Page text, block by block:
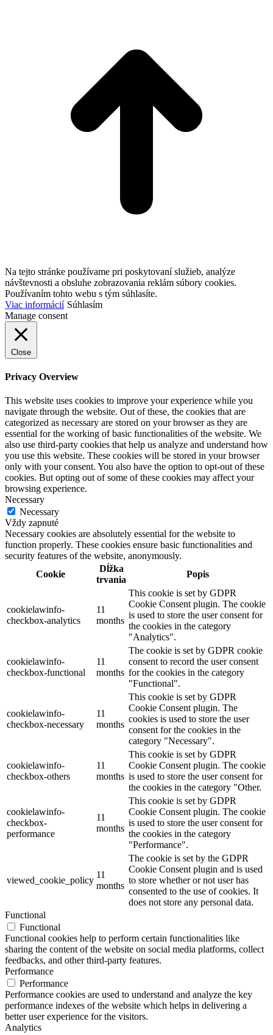
Na tejto stránke používame pri poskytovaní služieb, analýze
návštevnosti a obsluhe zobrazovania reklám súbory cookies.
Používaním tohto webu s tým súhlasíte.
Viac informácií Súhlasím
Manage consent
Close
Privacy Overview
This website uses cookies to improve your experience while you
navigate through the website. Out of these, the cookies that are
categorized as necessary are stored on your browser as they are
essential for the working of basic functionalities of the website. We
also use third-party cookies that help us analyze and understand how
you use this website. These cookies will be stored in your browser
only with your consent. You also have the option to opt-out of these
cookies. But opting out of some of these cookies may affect your
browsing experience.
Necessary
Necessary
Vždy zapnuté
Necessary cookies are absolutely essential for the website to
function properly. These cookies ensure basic functionalities and
security features of the website, anonymously.
Cookie
Dĺžka
trvania
Popis
cookielawinfo-
checkbox-analytics
11
months
This cookie is set by GDPR
Cookie Consent plugin. The cookie
is used to store the user consent for
the cookies in the category
"Analytics".
cookielawinfo-
checkbox-functional
11
months
The cookie is set by GDPR cookie
consent to record the user consent
for the cookies in the category
"Functional".
cookielawinfo-
checkbox-necessary
11
months
This cookie is set by GDPR
Cookie Consent plugin. The
cookies is used to store the user
consent for the cookies in the
category "Necessary".
cookielawinfo-
checkbox-others
11
months
This cookie is set by GDPR
Cookie Consent plugin. The cookie
is used to store the user consent for
the cookies in the category "Other.
cookielawinfo-
checkbox-
performance
11
months
This cookie is set by GDPR
Cookie Consent plugin. The cookie
is used to store the user consent for
the cookies in the category
"Performance".
viewed_cookie_policy
11
months
The cookie is set by the GDPR
Cookie Consent plugin and is used
to store whether or not user has
consented to the use of cookies. It
does not store any personal data.
Functional
Functional
Functional cookies help to perform certain functionalities like
sharing the content of the website on social media platforms, collect
feedbacks, and other third-party features.
Performance
Performance
Performance cookies are used to understand and analyze the key
performance indexes of the website which helps in delivering a
better user experience for the visitors.
Analytics